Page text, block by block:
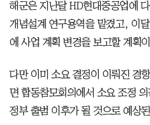
해군은 지난달 HD현대중공업에
개념설계 연구용역을 맡겼고, 이
에 사업 계획 변경을 보고할 계획
다만 이미 소요 결정이 이뤄진 경
면 합동참모회의에서 소요 조정
정부 출범 이후가 될 것으로 예상